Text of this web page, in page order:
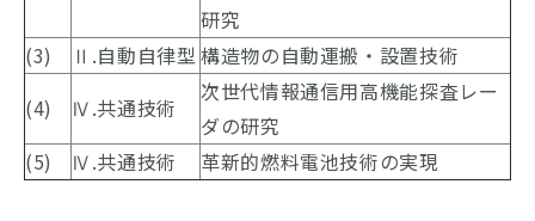
研究
(3)
Ⅱ.自動自律型構造物の自動運搬・設置技術
(4)
Ⅳ.共通技術
次世代情報通信用高機能探査レー
ダの研究
(5)
Ⅳ.共通技術 革新的燃料電池技術の実現